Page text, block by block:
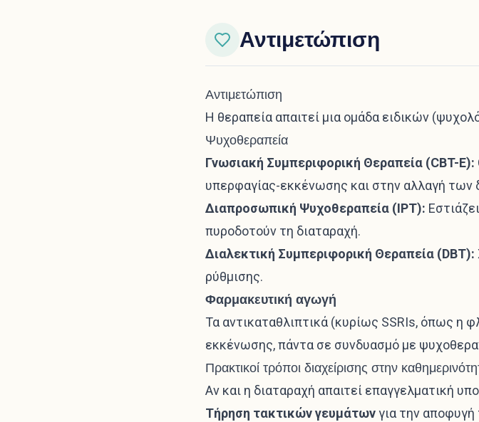
Αντιμετώπιση
Αντιμετώπιση
Η θεραπεία απαιτεί μια ομάδα ειδικών
Ψυχοθεραπεία
Γνωσιακή Συμπεριφορική Θεραπεία (CBT-E):
υπερφαγίας-εκκένωσης και στην αλλαγή
Διαπροσωπική Ψυχοθεραπεία (IPT):
πυροδοτούν τη διαταραχή.
Διαλεκτική Συμπεριφορική Θεραπεία (DBT):
ρύθμισης.
Φαρμακευτική αγωγή
Τα αντικαταθλιπτικά (κυρίως SSRIs, όπως η
εκκένωσης, πάντα σε συνδυασμό με
Πρακτικοί τρόποι διαχείρισης στην
Αν και η διαταραχή απαιτεί επαγγελματική
Τήρηση τακτικών γευμάτωνγια την αποφυγή